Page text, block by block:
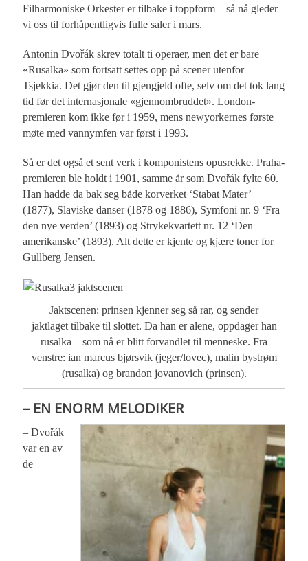
Filharmoniske Orkester er tilbake i toppform – så nå gleder
vi oss til forhåpentligvis fulle saler i mars.
Antonin Dvořák skrev totalt ti operaer, men det er bare
«Rusalka» som fortsatt settes opp på scener utenfor
Tsjekkia. Det gjør den til gjengjeld ofte, selv om det tok lang
tid før det internasjonale «gjennombruddet». London-
premieren kom ikke før i 1959, mens newyorkernes første
møte med vannymfen var først i 1993.
Så er det også et sent verk i komponistens opusrekke. Praha-
premieren ble holdt i 1901, samme år som Dvořák fylte 60.
Han hadde da bak seg både korverket ‘Stabat Mater’
(1877), Slaviske danser (1878 og 1886), Symfoni nr. 9 ‘Fra
den nye verden’ (1893) og Strykekvartett nr. 12 ‘Den
amerikanske’ (1893). Alt dette er kjente og kjære toner for
Gullberg Jensen.
Jaktscenen: prinsen kjenner seg så rar, og sender
jaktlaget tilbake til slottet. Da han er alene, oppdager han
rusalka – som nå er blitt forvandlet til menneske. Fra
venstre: ian marcus bjørsvik (jeger/lovec), malin bystrøm
(rusalka) og brandon jovanovich (prinsen).
– EN ENORM MELODIKER
– Dvořák
var en av
de